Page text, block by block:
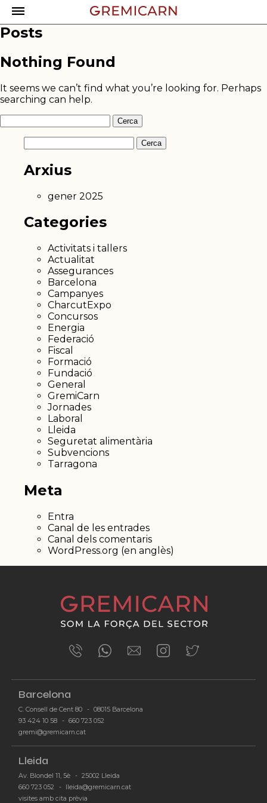
Posts
Nothing Found
It seems we can’t find what you’re looking for. Perhaps
searching can help.
Arxius
gener 2025
Categories
Activitats i tallers
Actualitat
Assegurances
Barcelona
Campanyes
CharcutExpo
Concursos
Energia
Federació
Fiscal
Formació
Fundació
General
GremiCarn
Jornades
Laboral
Lleida
Seguretat alimentària
Subvencions
Tarragona
Meta
Entra
Canal de les entrades
Canal dels comentaris
WordPress.org (en anglès)
Barcelona
C. Consell de Cent 80 - 08015 Barcelona
93 424 10 58
- 660 723 052